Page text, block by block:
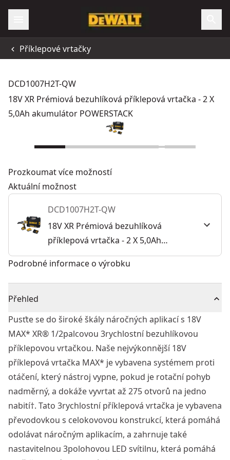
Příklepové vrtačky
DCD1007H2T-QW
18V XR Prémiová bezuhlíková příklepová vrtačka - 2 X
5,0Ah akumulátor POWERSTACK
Prozkoumat více možností
Aktuální možnost
DCD1007H2T-QW
18V XR Prémiová bezuhlíková
příklepová vrtačka - 2 X 5,0Ah
akumulátor POWERSTACK
Podrobné informace o výrobku
Přehled
Pusťte se do široké škály náročných aplikací s 18V
MAX* XR® 1/2palcovou 3rychlostní bezuhlíkovou
příklepovou vrtačkou. Naše nejvýkonnější 18V
příklepová vrtačka MAX* je vybavena systémem proti
otáčení, který nástroj vypne, pokud je rotační pohyb
nadměrný, a dokáže vyvrtat až 275 otvorů na jedno
nabití†. Tato 3rychlostní příklepová vrtačka je vybavena
převodovkou s celokovovou konstrukcí, která pomáhá
odolávat náročným aplikacím, a zahrnuje také
nastavitelnou 3polohovou LED svítilnu, která pomáhá